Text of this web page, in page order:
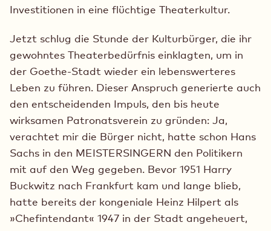
Investitionen in eine flüchtige Theaterkultur.
Jetzt schlug die Stunde der Kulturbürger, die ihr
gewohntes Theaterbedürfnis einklagten, um in
der Goethe-Stadt wieder ein lebenswerteres
Leben zu führen. Dieser Anspruch generierte auch
den entscheidenden Impuls, den bis heute
wirksamen Patronatsverein zu gründen: Ja,
verachtet mir die Bürger nicht, hatte schon Hans
Sachs in den MEISTERSINGERN den Politikern
mit auf den Weg gegeben. Bevor 1951 Harry
Buckwitz nach Frankfurt kam und lange blieb,
hatte bereits der kongeniale Heinz Hilpert als
»Chefintendant« 1947 in der Stadt angeheuert,